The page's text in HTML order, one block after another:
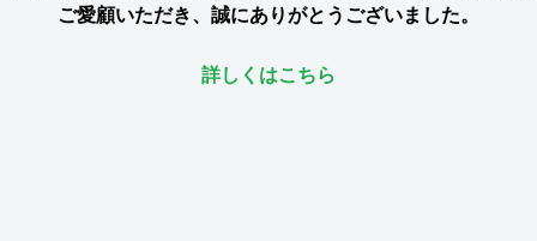
ご愛顧いただき、誠にありがとうございました。
詳しくはこちら